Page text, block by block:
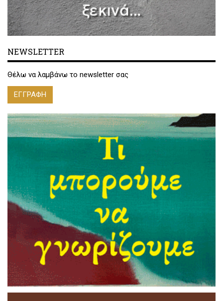
NEWSLETTER
Θέλω να λαμβάνω το newsletter σας
ΕΓΓΡΑΦΗ